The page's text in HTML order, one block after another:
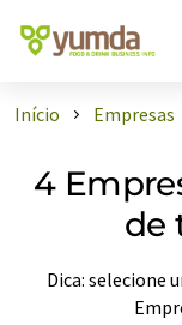
Início Empresas
4
de
Dica: selecione